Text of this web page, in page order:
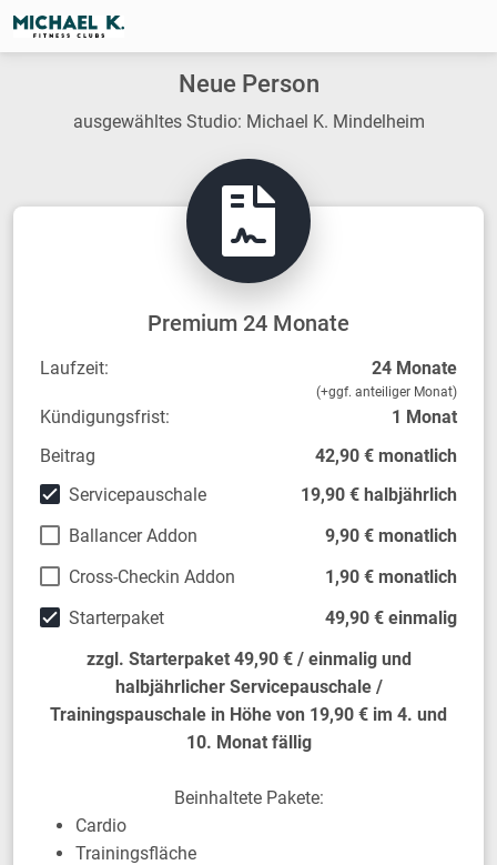
Neue Person
ausgewähltes Studio: Michael K. Mindelheim
Premium 24 Monate
Laufzeit: 24 Monate
(+ggf. anteiliger Monat)
Kündigungsfrist:
1 Monat
Beitrag
42,90 € monatlich
Servicepauschale
19,90 € halbjährlich
Ballancer Addon
9,90 € monatlich
Cross-Checkin Addon
1,90 € monatlich
Starterpaket
49,90 € einmalig
zzgl. Starterpaket 49,90 € / einmalig und
halbjährlicher Servicepauschale /
Trainingspauschale in Höhe von 19,90 € im 4. und
10. Monat fällig
Beinhaltete Pakete:
Cardio
Trainingsfläche